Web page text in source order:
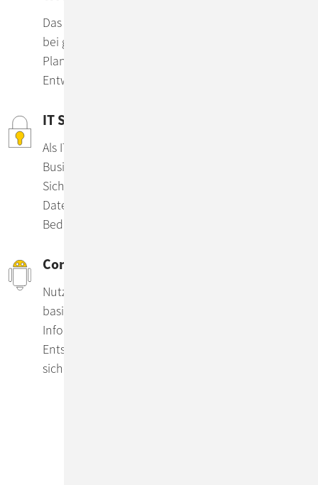
Das Modell garantiert ihnen Agilität in IT-Projekten
bei gleichzeitiger Budgetsicherheit. Auf
Planänderungen können wir im laufenden
Entwicklungsprozess jederzeit flexibel reagieren.
IT Security Beratung und Services
Als IT-Dienstleister ist IT Security für uns gelebter
Businessalltag. Ob 24/7-Monitoring,
Sicherheitscheck Ihrer Basismaßnahmen oder
Datenschutzkonzept – profitieren Sie ganz nach
Bedarf von unserer Expertise.
ConSol RAG
Nutzen Sie Ihre Datenschätze mit Hilfe von KI-
basierten Applikationen – und bringen Sie die
Informationsbeschaffung, Datenverarbeitung und
Entscheidungsfindung in Ihrem Unternehmen
sicher auf die Überholspur.